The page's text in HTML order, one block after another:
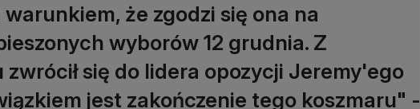
że zgodzi się ona na
wyborów 12 grudnia. Z
się do lidera opozycji Jeremy'ego
jest zakończenie tego koszmaru" -